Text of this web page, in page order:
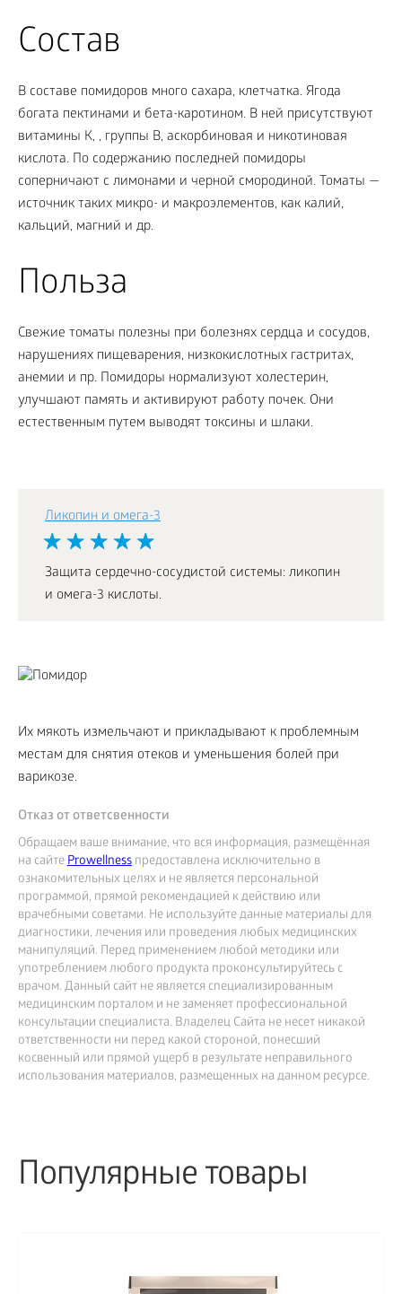
Состав
В составе помидоров много сахара, клетчатка. Ягода
богата пектинами и бета-каротином. В ней присутствуют
витамины К, , группы В, аскорбиновая и никотиновая
кислота. По содержанию последней помидоры
соперничают с лимонами и черной смородиной. Томаты —
источник таких микро- и макроэлементов, как калий,
кальций, магний и др.
Польза
Свежие томаты полезны при болезнях сердца и сосудов,
нарушениях пищеварения, низкокислотных гастритах,
анемии и пр. Помидоры нормализуют холестерин,
улучшают память и активируют работу почек. Они
естественным путем выводят токсины и шлаки.
Ликопин и омега-3
Защита сердечно-сосудистой системы: ликопин
и омега-3 кислоты.
Их мякоть измельчают и прикладывают к проблемным
местам для снятия отеков и уменьшения болей при
варикозе.
Отказ от ответсвенности
Обращаем ваше внимание, что вся информация, размещённая
на сайтеProwellness предоставлена исключительно в
ознакомительных целях и не является персональной
программой, прямой рекомендацией к действию или
врачебными советами. Не используйте данные материалы для
диагностики, лечения или проведения любых медицинских
манипуляций. Перед применением любой методики или
употреблением любого продукта проконсультируйтесь с
врачом. Данный сайт не является специализированным
медицинским порталом и не заменяет профессиональной
консультации специалиста. Владелец Сайта не несет никакой
ответственности ни перед какой стороной, понесший
косвенный или прямой ущерб в результате неправильного
использования материалов, размещенных на данном ресурсе.
Популярные товары